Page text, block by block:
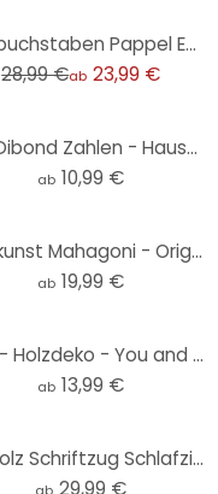
Holzbuchstaben Pappel Every picture tells a story
28,99 €ab 23,99 €
Alu-Dibond Zahlen - Hausnummern modern - Goldeffekt
ab 10,99 €
Holzkunst Mahagoni - Origami Anker
ab 19,99 €
MDF - Holzdeko - You and Me
ab 13,99 €
3D Holz Schriftzug Schlafzimmer - All you need is sleep - Pappel
29,99 €